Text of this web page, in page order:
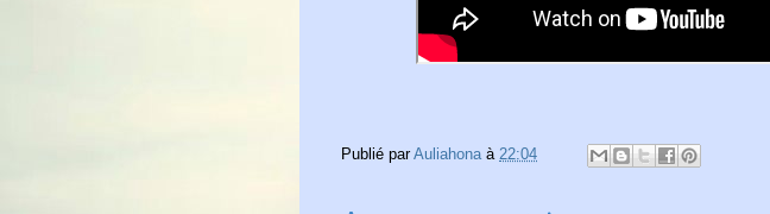
Publié parAuliahona à 22:04